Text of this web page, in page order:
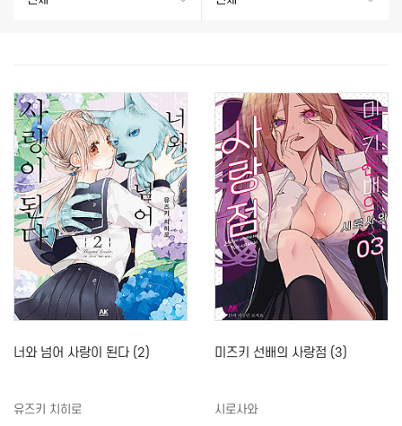
너와 넘어 사랑이 된다 (2)
유즈키 치히로
미즈키 선배의 사랑점 (3)
시로사와